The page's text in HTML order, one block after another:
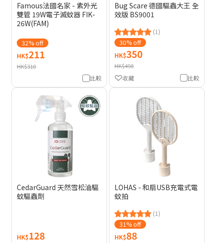
Famous法國名家 - 紫外光
雙管 19W電子滅蚊器 FIK-
26W(FAM)
32% off
HK$211
HK$310
比較
Bug Scare 德國驅蟲大王 全
效版 BS9001
(1)
30% off
HK$350
HK$498
比較
收藏
CedarGuard 天然雪松油驅
蚊驅蟲劑
HK$128
LOHAS - 和扇USB充電式電
蚊拍
(1)
31% off
HK$88